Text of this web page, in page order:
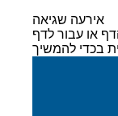
אירעה שגיאה
או עבור לדף
בכדי להמשיך